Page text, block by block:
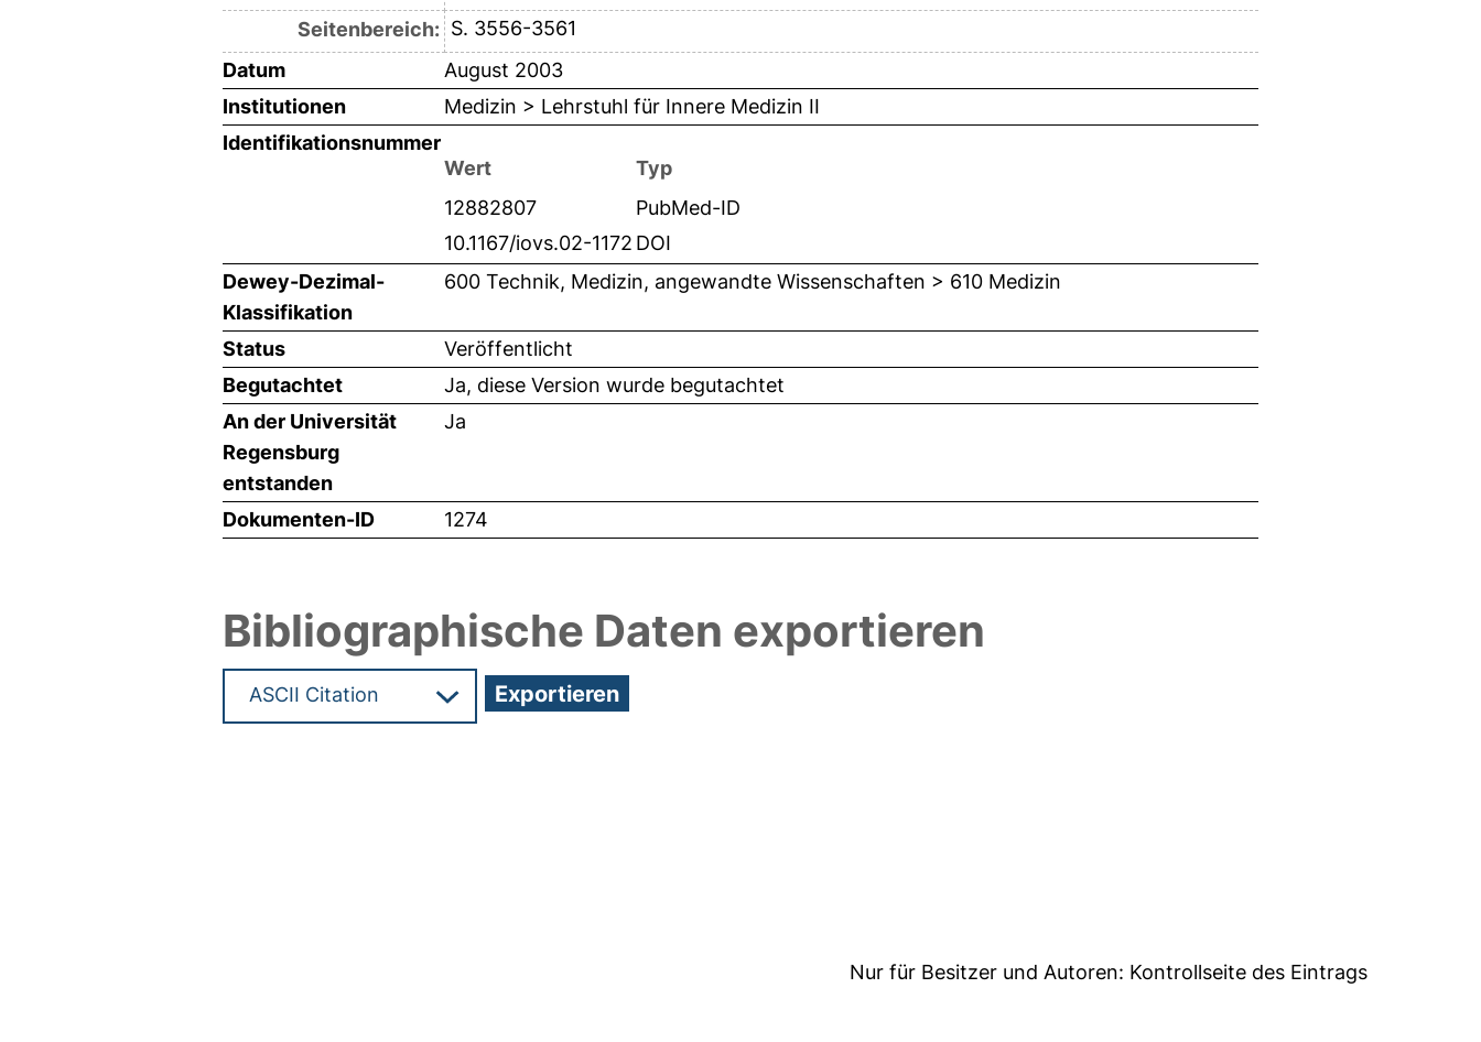
Seitenbereich: S. 3556-3561
Datum
August 2003
Institutionen
Medizin > Lehrstuhl für Innere Medizin II
Identifikationsnummer
Wert
Typ
12882807
PubMed-ID
10.1167/iovs.02-1172 DOI
Dewey-Dezimal-
Klassifikation
600 Technik, Medizin, angewandte Wissenschaften > 610 Medizin
Status
Veröffentlicht
Begutachtet
Ja, diese Version wurde begutachtet
An der Universität
Regensburg
entstanden
Ja
Dokumenten-ID 1274
Bibliographische Daten exportieren
Nur für Besitzer und Autoren: Kontrollseite des Eintrags